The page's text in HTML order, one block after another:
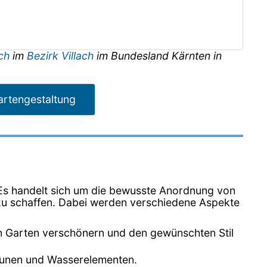
im Bezirk Villach im Bundesland Kärnten in
handelt sich um die bewusste Anordnung von
schaffen. Dabei werden verschiedene Aspekte
verschönern und den gewünschten Stil
und Wasserelementen.